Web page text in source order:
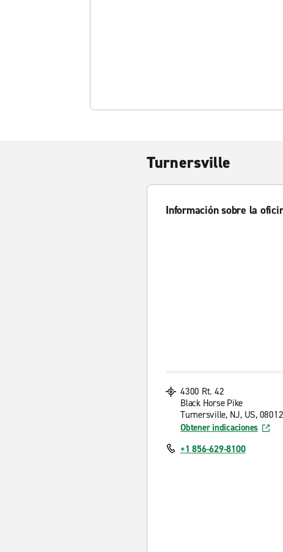
Turnersville
Información sobre la
4300 Rt. 42
Black Horse Pike
Turnersville, NJ, US, 08012
Obtener indicaciones
+1 856-629-8100